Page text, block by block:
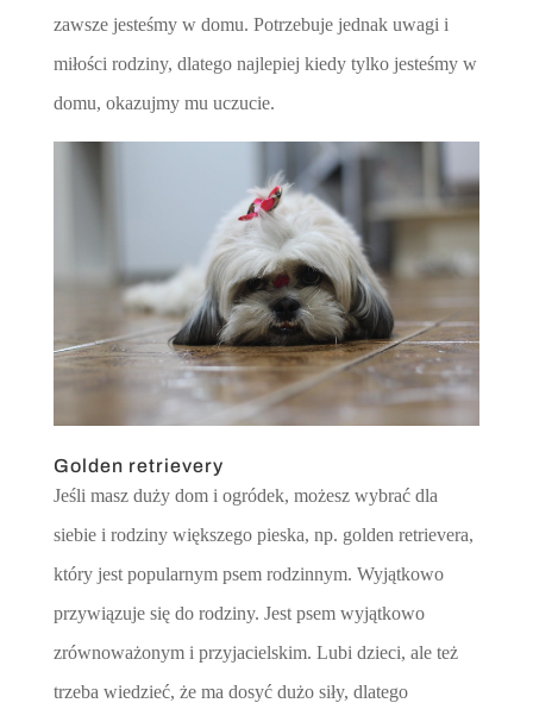
zawsze jesteśmy w domu. Potrzebuje jednak uwagi i
miłości rodziny, dlatego najlepiej kiedy tylko jesteśmy w
domu, okazujmy mu uczucie.
Golden retrievery
Jeśli masz duży dom i ogródek, możesz wybrać dla
siebie i rodziny większego pieska, np. golden retrievera,
który jest popularnym psem rodzinnym. Wyjątkowo
przywiązuje się do rodziny. Jest psem wyjątkowo
zrównoważonym i przyjacielskim. Lubi dzieci, ale też
trzeba wiedzieć, że ma dosyć dużo siły, dlatego